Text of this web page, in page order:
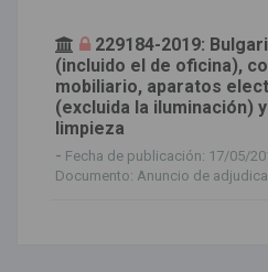
229184-2019:
(incluido el de oficina),
mobiliario, aparatos
(excluida la iluminación)
limpieza
- Fecha de publicación: 17/05/
Documento: Anuncio de